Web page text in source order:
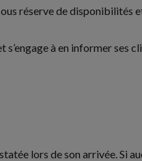
réserve de disponibilités
à en informer ses
lors de son arrivée. Si